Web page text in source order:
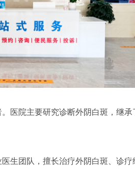
医院主要研究诊断外阴白斑，继
生团队，擅长治疗外阴白斑、诊